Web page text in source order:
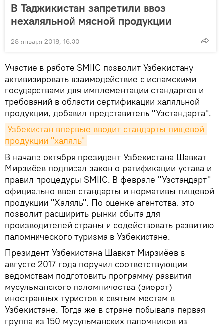
В Таджикистан запретили ввоз
нехаляльной мясной продукции
28 января 2018, 16:30
Участие в работе SMIIC позволит Узбекистану
активизировать взаимодействие с исламскими
государствами для имплементации стандартов и
требований в области сертификации халяльной
продукции, добавил представитель "Узстандарта".
Узбекистан впервые вводит стандарты пищевой
продукции "халяль"
В начале октября президент Узбекистана Шавкат
Мирзиёев подписал закон о ратификации устава и
правил процедуры SMIIC. В феврале "Узстандарт"
официально ввел стандарты и нормативы пищевой
продукции "Халяль". По оценке агентства, это
позволит расширить рынки сбыта для
производителей страны и содействовать развитию
паломнического туризма в Узбекистане.
Президент Узбекистана Шавкат Мирзиёев в
августе 2017 года поручил соответствующим
ведомствам подготовить программу развития
мусульманского паломничества (зиерат)
иностранных туристов к святым местам в
Узбекистане. Тогда же в стране побывала первая
группа из 150 мусульманских паломников из